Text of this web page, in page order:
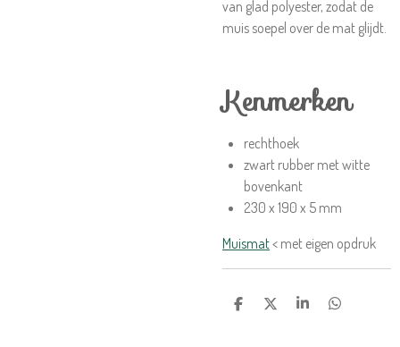
van glad polyester, zodat de
muis soepel over de mat glijdt.
Kenmerken
rechthoek
zwart rubber met witte
bovenkant
230 x 190 x 5 mm
Muismat< met eigen opdruk
D
D
S
D